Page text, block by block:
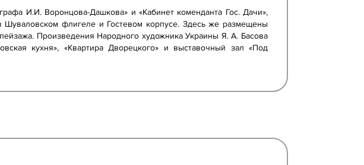
И.И. Воронцова-Дашкова» и «Кабинет коменданта Гос. Дачи»,
флигеле и Гостевом корпусе. Здесь же размещены
Произведения Народного художника Украины Я. А. Басова
кухня», «Квартира Дворецкого» и выставочный зал «Под